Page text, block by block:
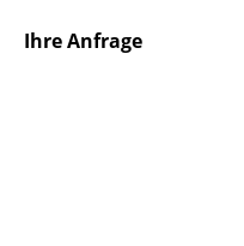
Ihre Anfrage